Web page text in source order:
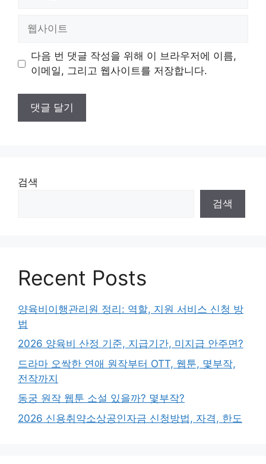
트
다음 번 댓글 작성을 위해 이 브라우저에 이름,
이메일, 그리고 웹사이트를 저장합니다.
검색
검색
Recent Posts
양육비이행관리원 정리: 역할, 지원 서비스 신청 방
법
2026 양육비 산정 기준, 지급기간, 미지급 안주면?
드라마 오싹한 연애 원작부터 OTT, 웹툰, 몇부작,
전작까지
동궁 원작 웹툰 소설 있을까? 몇부작?
2026 신용취약소상공인자금 신청방법, 자격, 한도